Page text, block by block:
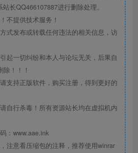
长QQ466107887进行删除处理。
不提供技术服务！
式发布或转载任何违法的相关信息，访
起一切纠纷和本人与论坛无关，后果自
！！！
支持正版软件，购买注册，得到更好的
自行杀毒！所有资源站长均在虚拟机内
：www.aae.ink
注意看压缩包的注释，推荐使用winrar